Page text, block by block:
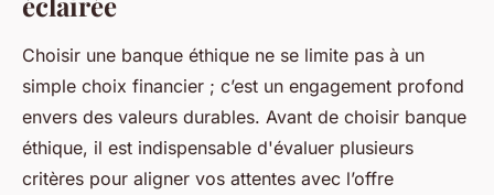
Choisir une banque éthique ne se limite pas à un
simple choix financier ; c’est un engagement profond
envers des valeurs durables. Avant de choisir banque
éthique, il est indispensable d'évaluer plusieurs
critères pour aligner vos attentes avec l’offre